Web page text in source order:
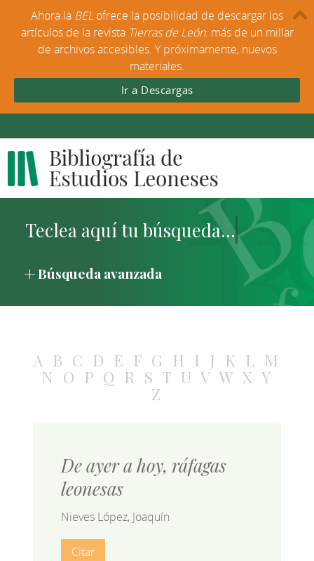
Búsqueda avanzada
A B C D E F G H I J K L M
N O P Q R S T U V W X Y
Z
De ayer a hoy, ráfagas
leonesas
Nieves López, Joaquín
Citar
Ahora la BEL ofrece la posibilidad de descargar los
artículos de la revista Tierras de León: más de un millar
de archivos accesibles. Y próximamente, nuevos
materiales.
Ir a Descargas